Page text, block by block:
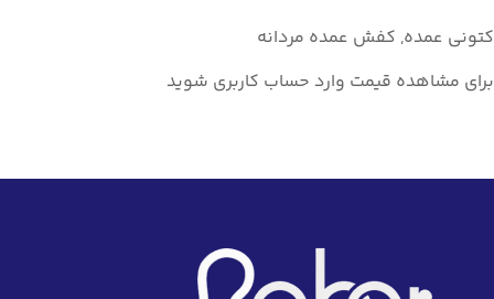
کتونی عمده, کفش عمده مردانه
برای مشاهده قیمت وارد حساب کاربری شوید